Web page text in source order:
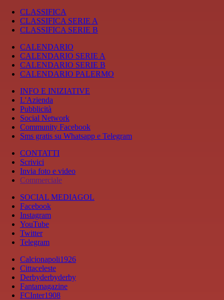
CLASSIFICA
CLASSIFICA SERIE A
CLASSIFICA SERIE B
CALENDARIO
CALENDARIO SERIE A
CALENDARIO SERIE B
CALENDARIO PALERMO
INFO E INIZIATIVE
L'Azienda
Pubblicità
Social Network
Community Facebook
Sms gratis su Whatsapp e Telegram
CONTATTI
Scrivici
Invia foto e video
Commerciale
SOCIAL MEDIAGOL
Facebook
Instagram
YouTube
Twitter
Telegram
Calcionapoli1926
Cittaceleste
Derbyderbyderby
Fantamagazine
FCInter1908